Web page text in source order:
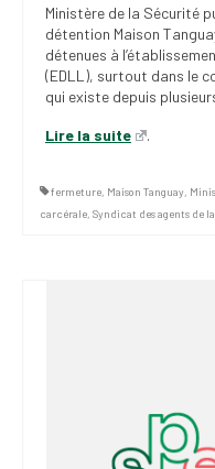
Ministère de la Sécurité
détention Maison
détenues à
(EDLL), surtout dans le
qui existe depuis
Lire la suite .
fermeture, Maison Tanguay,
carcérale, Syndicat des agents de